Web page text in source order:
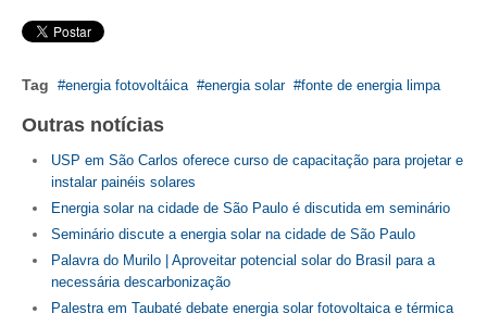
CURSOS
SEESP EDUCAÇÃO
PLATAFORMAS GRATUITAS
BENEFÍCIOS
APOSENTADORIA
Tag energia fotovoltáica energia solar fonte de energia limpa
Outras notícias
USP em São Carlos oferece curso de capacitação para projetar e
instalar painéis solares
Energia solar na cidade de São Paulo é discutida em seminário
Seminário discute a energia solar na cidade de São Paulo
Palavra do Murilo | Aproveitar potencial solar do Brasil para a
necessária descarbonização
Palestra em Taubaté debate energia solar fotovoltaica e térmica